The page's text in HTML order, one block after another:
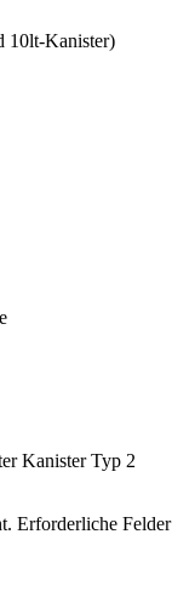
(83)
10lt-Kanister)
Kanister Typ 2
Erforderliche Felder